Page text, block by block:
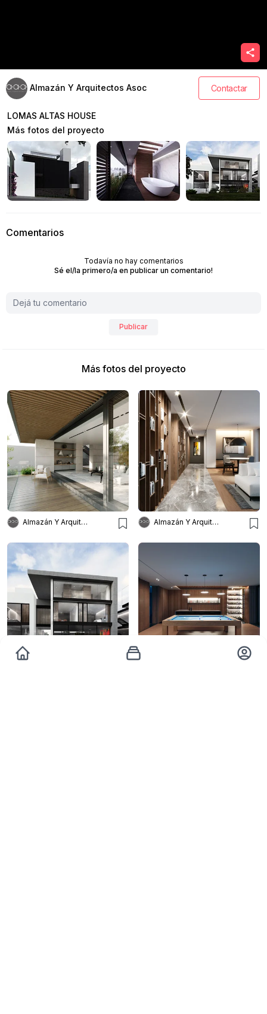
Almazán Y Arquitectos Asoc Contactar
LOMAS ALTAS HOUSE
Más fotos del proyecto
Comentarios
Todavía no hay comentarios
Sé el/la primero/a en publicar un comentario!
Publicar
Más fotos del proyecto
Almazán Y Arquitectos Asoc Almazán Y Arquitectos Asoc